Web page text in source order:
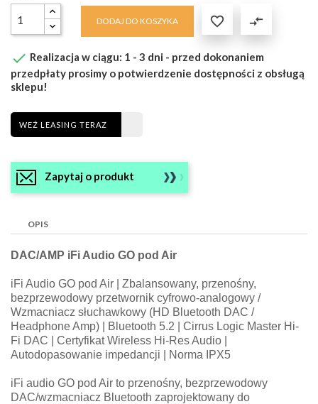
DODAJ DO KOSZYKA  compare_arrows
 Realizacja w ciągu: 1 - 3 dni - przed dokonaniem
przedpłaty prosimy o potwierdzenie dostępności z obsługą
sklepu!
WEŹ LEASING TERAZ
Zapytaj o produkt
OPIS
DAC/AMP iFi Audio GO pod Air
iFi Audio GO pod Air | Zbalansowany, przenośny,
bezprzewodowy przetwornik cyfrowo-analogowy /
Wzmacniacz słuchawkowy (HD Bluetooth DAC /
Headphone Amp) | Bluetooth 5.2 | Cirrus Logic Master Hi-
Fi DAC | Certyfikat Wireless Hi-Res Audio |
Autodopasowanie impedancji | Norma IPX5
iFi audio GO pod Air to przenośny, bezprzewodowy
DAC/wzmacniacz Bluetooth zaprojektowany do